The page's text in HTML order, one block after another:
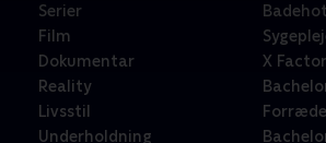
Serier
Film
Dokumentar
Reality
Livsstil
Underholdning
X Factor